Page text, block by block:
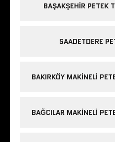
BAŞAKŞEHIR PETEK
SAADETDERE
BAKIRKÖY MAKINELI
BAĞCILAR MAKINELI